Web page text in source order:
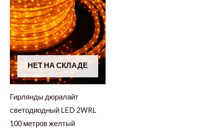
НЕТ НА СКЛАДЕ
Гирлянды дюралайт
светодиодный LED 2WRL
100 метров желтый